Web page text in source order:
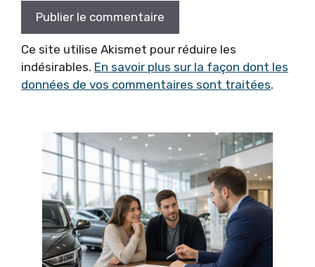
Ce site utilise Akismet pour réduire les
indésirables. En savoir plus sur la façon dont les
données de vos commentaires sont traitées.